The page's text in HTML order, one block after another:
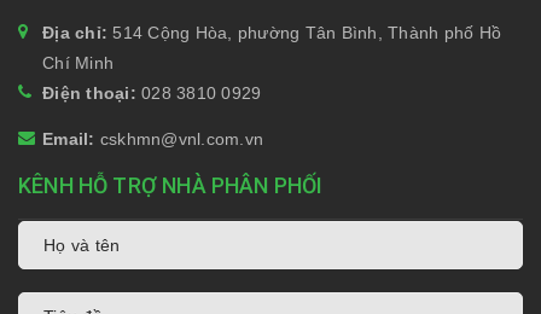
Địa chỉ: 514 Cộng Hòa, phường Tân Bình, Thành phố Hồ
Chí Minh
Điện thoại: 028 3810 0929
Email: cskhmn@vnl.com.vn
KÊNH HỖ TRỢ NHÀ PHÂN PHỐI